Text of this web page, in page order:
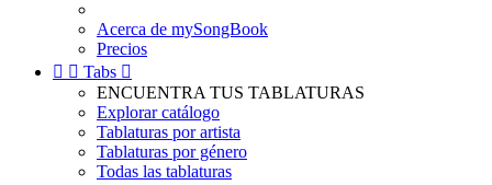
Acerca de mySongBook
Precios
  Tabs 
ENCUENTRA TUS TABLATURAS
Explorar catálogo
Tablaturas por artista
Tablaturas por género
Todas las tablaturas